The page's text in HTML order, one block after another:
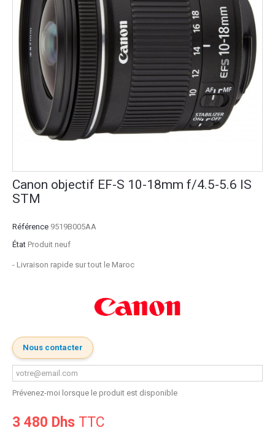
Canon objectif EF-S 10-18mm f/4.5-5.6 IS
STM
Référence 9519B005AA
État Produit neuf
- Livraison rapide sur tout le Maroc
Nous contacter
Prévenez-moi lorsque le produit est disponible
3 480 Dhs TTC